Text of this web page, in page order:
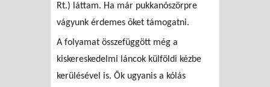
Rt.) láttam. Ha már pukkanószörpre
vágyunk érdemes õket támogatni.
A folyamat összefüggött még a
kiskereskedelmi láncok külföldi kézbe
kerülésével is. Õk ugyanis a kólás